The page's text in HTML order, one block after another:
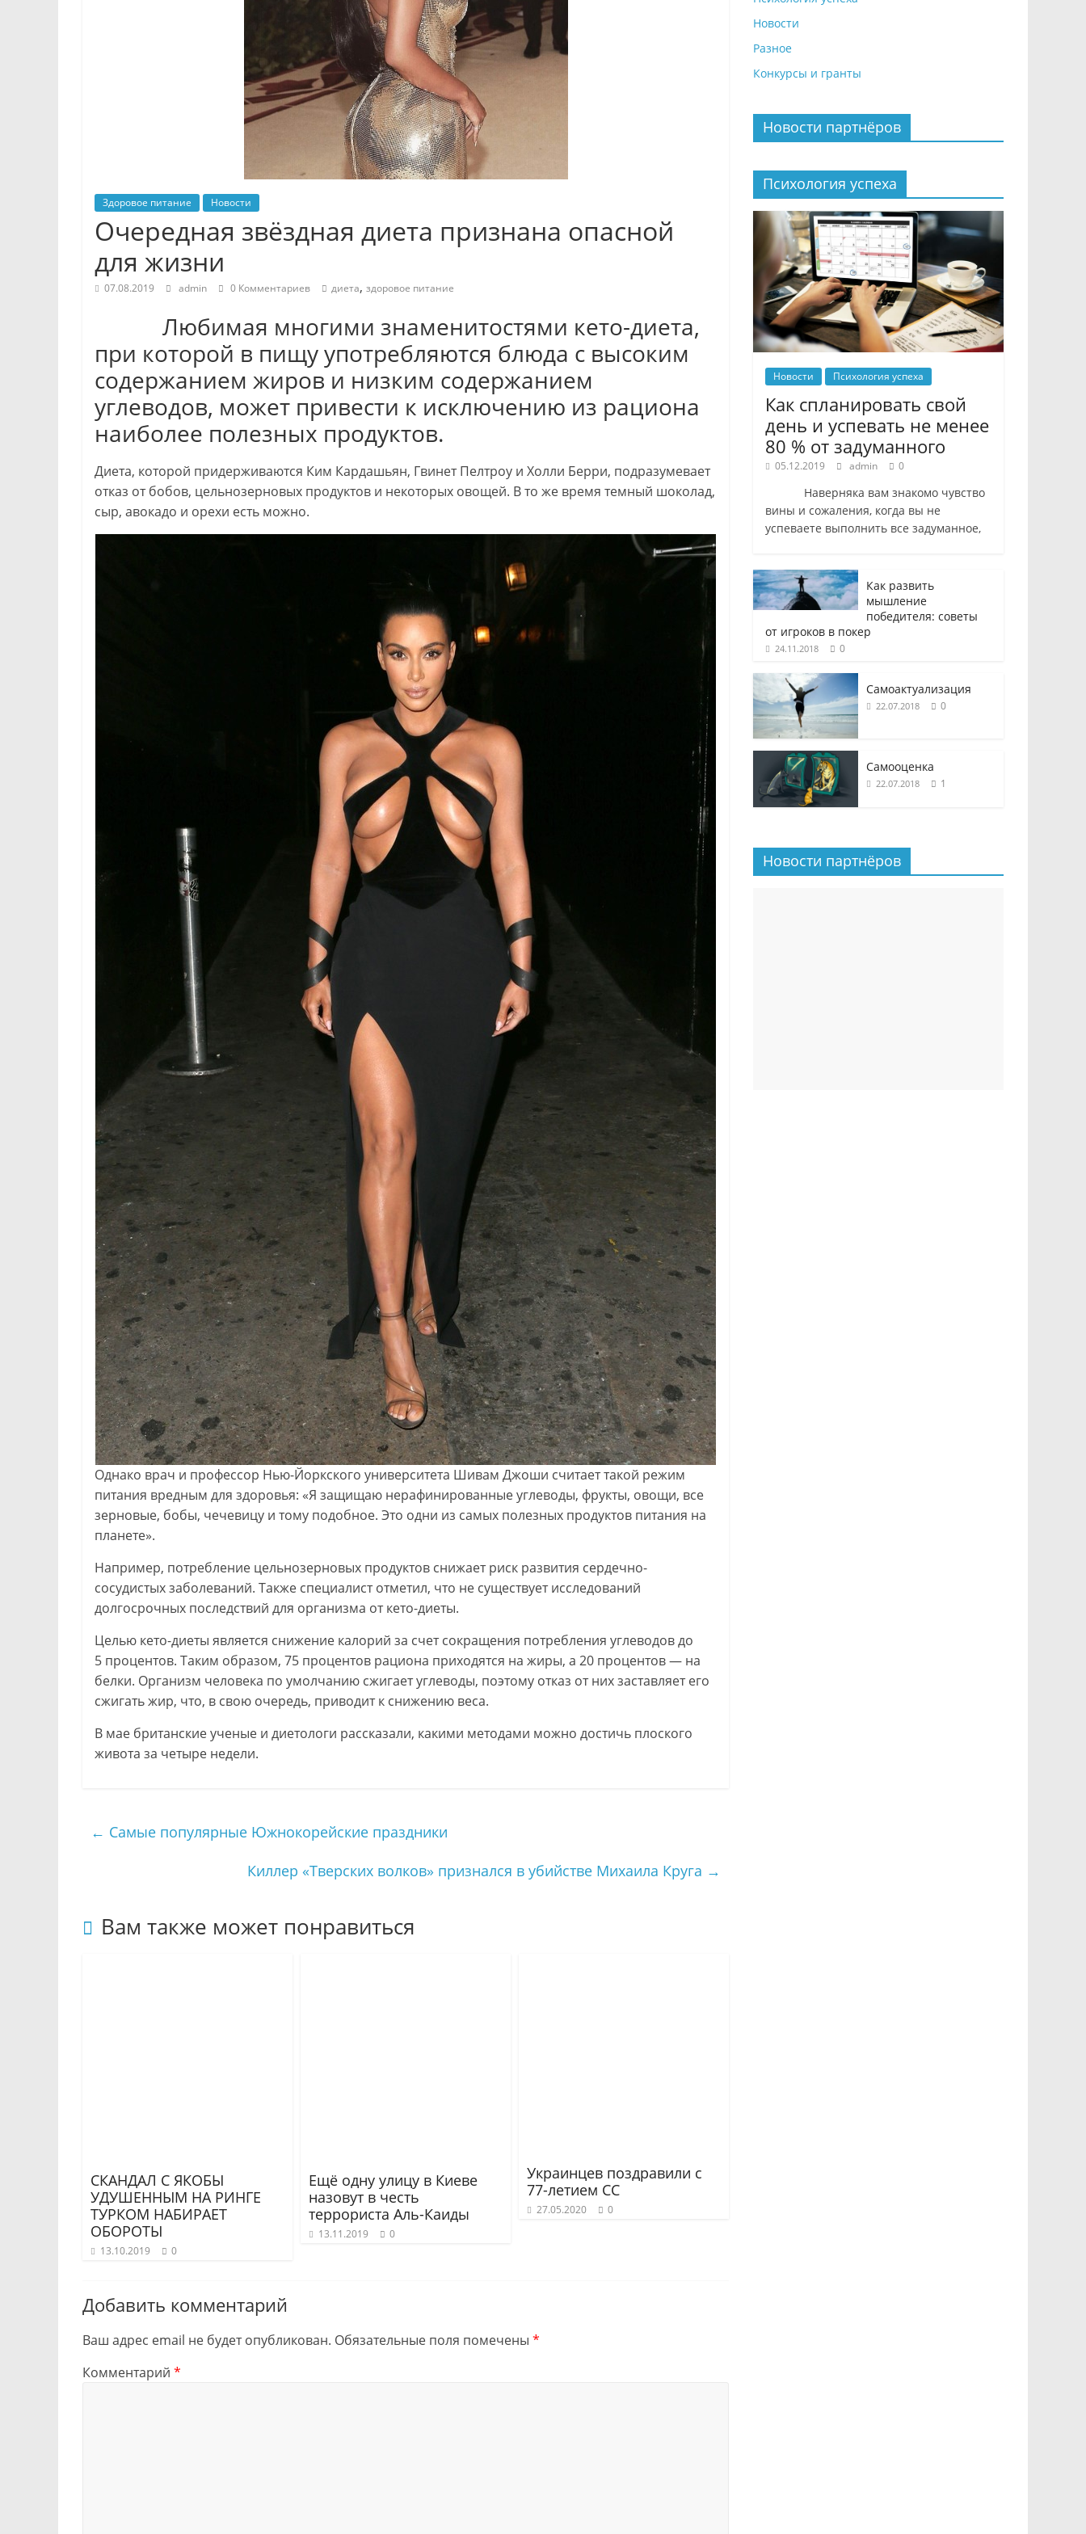
Здоровое питание Новости
Очередная звёздная диета признана опасной
для жизни
07.08.2019 admin 0 Комментариев диета, здоровое питание
Любимая многими знаменитостями кето-диета,
при которой в пищу употребляются блюда с высоким
содержанием жиров и низким содержанием
углеводов, может привести к исключению из рациона
наиболее полезных продуктов.
Диета, которой придерживаются Ким Кардашьян, Гвинет Пелтроу и Холли Берри, подразумевает
отказ от бобов, цельнозерновых продуктов и некоторых овощей. В то же время темный шоколад,
сыр, авокадо и орехи есть можно.
Однако врач и профессор Нью-Йоркского университета Шивам Джоши считает такой режим
питания вредным для здоровья: «Я защищаю нерафинированные углеводы, фрукты, овощи, все
зерновые, бобы, чечевицу и тому подобное. Это одни из самых полезных продуктов питания на
планете».
Например, потребление цельнозерновых продуктов снижает риск развития сердечно-
сосудистых заболеваний. Также специалист отметил, что не существует исследований
долгосрочных последствий для организма от кето-диеты.
Целью кето-диеты является снижение калорий за счет сокращения потребления углеводов до
5 процентов. Таким образом, 75 процентов рациона приходятся на жиры, а 20 процентов — на
белки. Организм человека по умолчанию сжигает углеводы, поэтому отказ от них заставляет его
сжигать жир, что, в свою очередь, приводит к снижению веса.
В мае британские ученые и диетологи рассказали, какими методами можно достичь плоского
живота за четыре недели.
← Самые популярные Южнокорейские праздники
Киллер «Тверских волков» признался в убийстве Михаила Круга →
Вам также может понравиться
СКАНДАЛ С ЯКОБЫ
УДУШЕННЫМ НА РИНГЕ
ТУРКОМ НАБИРАЕТ
ОБОРОТЫ
13.10.2019 0
Ещё одну улицу в Киеве
назовут в честь
террориста Аль-Каиды
13.11.2019 0
Украинцев поздравили с
77-летием СС
27.05.2020 0
Добавить комментарий
Ваш адрес email не будет опубликован. Обязательные поля помечены *
Комментарий *
Новости
Разное
Конкурсы и гранты
Новости партнёров
Психология успеха
Новости Психология успеха
Как спланировать свой
день и успевать не менее
80 % от задуманного
05.12.2019 admin 0
Наверняка вам знакомо чувство
вины и сожаления, когда вы не
успеваете выполнить все задуманное,
Как развить
мышление
победителя: советы
от игроков в покер
24.11.2018 0
Самоактуализация
22.07.2018 0
Самооценка
22.07.2018 1
Новости партнёров